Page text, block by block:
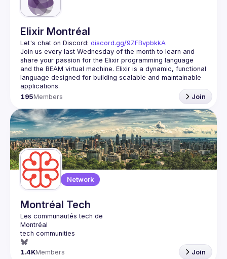
Elixir Montréal
Let's chat on Discord: discord.gg/9ZFBvpbkkA
Join us every last Wednesday of the month to learn and
share your passion for the Elixir programming language
and the BEAM virtual machine. Elixir is a dynamic, functional
language designed for building scalable and maintainable
195Members Join
Network
Montréal Tech
1.4KMembers Join